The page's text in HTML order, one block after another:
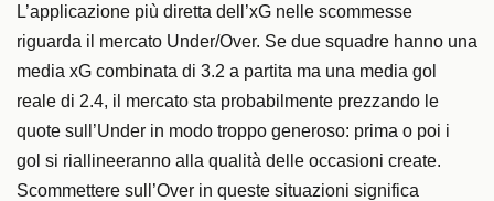
L’applicazione più diretta dell’xG nelle scommesse
riguarda il mercato Under/Over. Se due squadre hanno una
media xG combinata di 3.2 a partita ma una media gol
reale di 2.4, il mercato sta probabilmente prezzando le
quote sull’Under in modo troppo generoso: prima o poi i
gol si riallineeranno alla qualità delle occasioni create.
Scommettere sull’Over in queste situazioni significa